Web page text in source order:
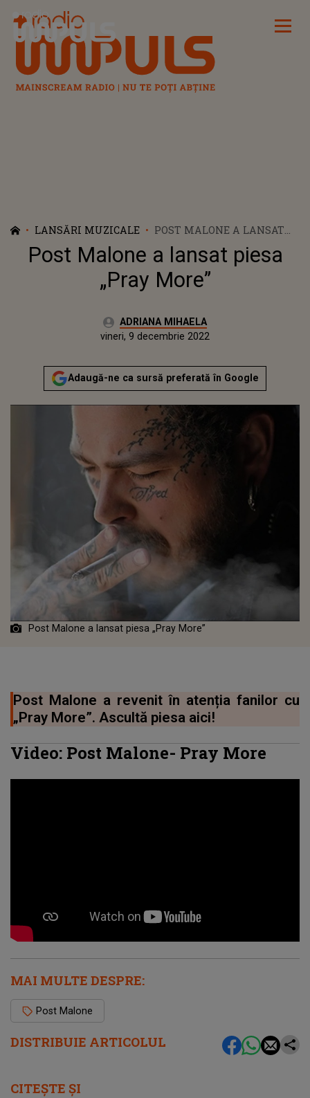
Radio Impuls
LANSĂRI MUZICALE
POST MALONE A LANSAT
PIESA „PRAY MORE”
Post Malone a lansat piesa
„Pray More”
Autor:ADRIANA MIHAELA
joi, 9 decembrie 2021Actualizat:
vineri, 9 decembrie 2022
Adaugă-ne ca sursă preferată în Google
Post Malone a lansat piesa „Pray More”
DISTRIBUIE ARTICOLUL
Post Malone a revenit în atenția fanilor cu
„Pray More”. Ascultă piesa aici!
Video: Post Malone- Pray More
MAI MULTE DESPRE:
Post Malone
CITEȘTE ȘI